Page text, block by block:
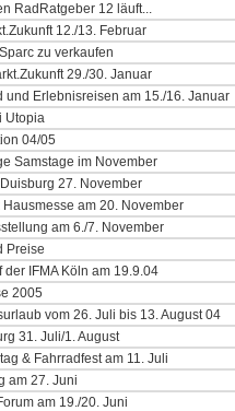
RadRatgeber 12 läuft...
12./13. Februar
zu verkaufen
29./30. Januar
und Erlebnisreisen am 15./16. Januar
Utopia
04/05
Samstage im November
27. November
am 20. November
am 6./7. November
Preise
der IFMA Köln am 19.9.04
2005
vom 26. Juli bis 13. August 04
31. Juli/1. August
& Fahrradfest am 11. Juli
am 27. Juni
am 19./20. Juni